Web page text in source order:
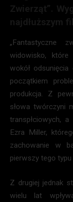
„Fantastyczne
widowisko, które
wokół odsunięcia
początkiem
produkcja. Z
słowa twórczyni
transpłciowych,
Ezra Miller,
zachowanie w
pierwszy tego
Z drugiej jednak
wielu lat